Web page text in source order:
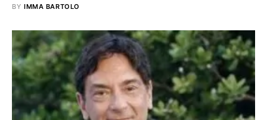
BY IMMA BARTOLO